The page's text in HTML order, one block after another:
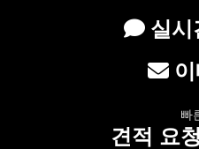
실시
빠
견적 요